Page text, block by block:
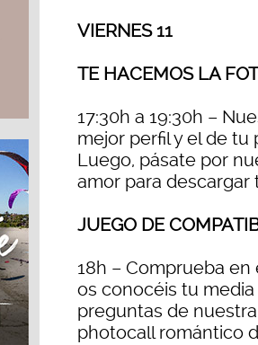
VIERNES 11
TE HACEMOS LA
17:30h a 19:30h –
mejor perfil y el de tu
Luego, pásate por
amor para
JUEGO DE
18h – Comprueba
os conocéis tu
preguntas de
photocall romántico